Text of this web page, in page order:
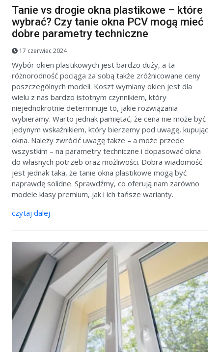
Tanie vs drogie okna plastikowe – które
wybrać? Czy tanie okna PCV mogą mieć
dobre parametry techniczne
17 czerwiec 2024
Wybór okien plastikowych jest bardzo duży, a ta
różnorodność pociąga za sobą także zróżnicowane ceny
poszczególnych modeli. Koszt wymiany okien jest dla
wielu z nas bardzo istotnym czynnikiem, który
niejednokrotnie determinuje to, jakie rozwiązania
wybieramy. Warto jednak pamiętać, że cena nie może być
jedynym wskaźnikiem, który bierzemy pod uwagę, kupując
okna. Należy zwrócić uwagę także – a może przede
wszystkim – na parametry techniczne i dopasować okna
do własnych potrzeb oraz możliwości. Dobra wiadomość
jest jednak taka, że tanie okna plastikowe mogą być
naprawdę solidne. Sprawdźmy, co oferują nam zarówno
modele klasy premium, jak i ich tańsze warianty.
czytaj dalej